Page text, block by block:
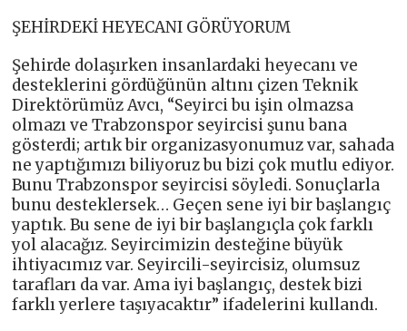
ŞEHİRDEKİ HEYECANI GÖRÜYORUM
Şehirde dolaşırken insanlardaki heyecanı ve
desteklerini gördüğünün altını çizen Teknik
Direktörümüz Avcı, “Seyirci bu işin olmazsa
olmazı ve Trabzonspor seyircisi şunu bana
gösterdi; artık bir organizasyonumuz var, sahada
ne yaptığımızı biliyoruz bu bizi çok mutlu ediyor.
Bunu Trabzonspor seyircisi söyledi. Sonuçlarla
bunu desteklersek… Geçen sene iyi bir başlangıç
yaptık. Bu sene de iyi bir başlangıçla çok farklı
yol alacağız. Seyircimizin desteğine büyük
ihtiyacımız var. Seyircili-seyircisiz, olumsuz
tarafları da var. Ama iyi başlangıç, destek bizi
farklı yerlere taşıyacaktır” ifadelerini kullandı.